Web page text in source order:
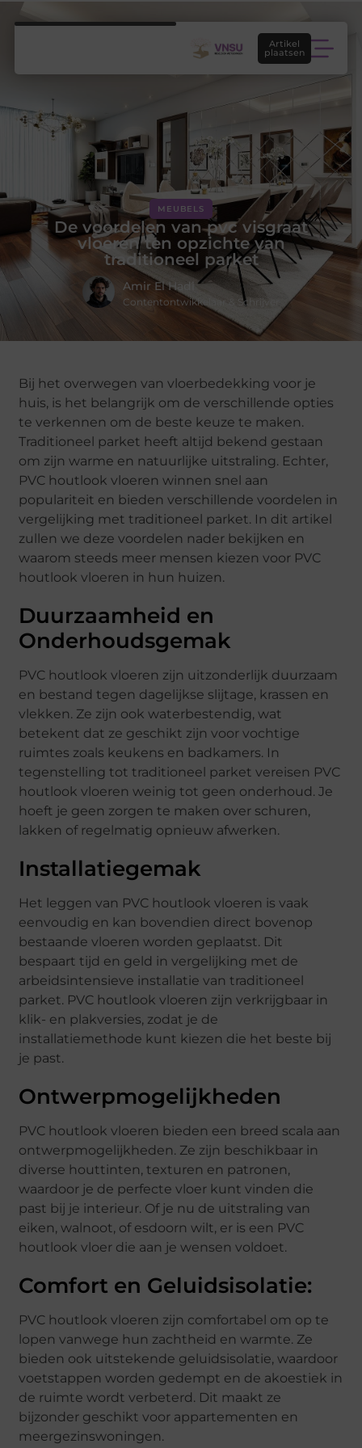
Artikel
plaatsen
MEUBELS
De voordelen van pvc visgraat
vloeren ten opzichte van
traditioneel parket
Amir El Hadi
Contentontwikkelaar & Schrijver
Bij het overwegen van vloerbedekking voor je
huis, is het belangrijk om de verschillende opties
te verkennen om de beste keuze te maken.
Traditioneel parket heeft altijd bekend gestaan
om zijn warme en natuurlijke uitstraling. Echter,
PVC houtlook vloeren winnen snel aan
populariteit en bieden verschillende voordelen in
vergelijking met traditioneel parket. In dit artikel
zullen we deze voordelen nader bekijken en
waarom steeds meer mensen kiezen voor PVC
houtlook vloeren in hun huizen.
Duurzaamheid en
Onderhoudsgemak
PVC houtlook vloeren zijn uitzonderlijk duurzaam
en bestand tegen dagelijkse slijtage, krassen en
vlekken. Ze zijn ook waterbestendig, wat
betekent dat ze geschikt zijn voor vochtige
ruimtes zoals keukens en badkamers. In
tegenstelling tot traditioneel parket vereisen PVC
houtlook vloeren weinig tot geen onderhoud. Je
hoeft je geen zorgen te maken over schuren,
lakken of regelmatig opnieuw afwerken.
Installatiegemak
Het leggen van PVC houtlook vloeren is vaak
eenvoudig en kan bovendien direct bovenop
bestaande vloeren worden geplaatst. Dit
bespaart tijd en geld in vergelijking met de
arbeidsintensieve installatie van traditioneel
parket. PVC houtlook vloeren zijn verkrijgbaar in
klik- en plakversies, zodat je de
installatiemethode kunt kiezen die het beste bij
je past.
Ontwerpmogelijkheden
PVC houtlook vloeren bieden een breed scala aan
ontwerpmogelijkheden. Ze zijn beschikbaar in
diverse houttinten, texturen en patronen,
waardoor je de perfecte vloer kunt vinden die
past bij je interieur. Of je nu de uitstraling van
eiken, walnoot, of esdoorn wilt, er is een PVC
houtlook vloer die aan je wensen voldoet.
Comfort en Geluidsisolatie:
PVC houtlook vloeren zijn comfortabel om op te
lopen vanwege hun zachtheid en warmte. Ze
bieden ook uitstekende geluidsisolatie, waardoor
voetstappen worden gedempt en de akoestiek in
de ruimte wordt verbeterd. Dit maakt ze
bijzonder geschikt voor appartementen en
meergezinswoningen.